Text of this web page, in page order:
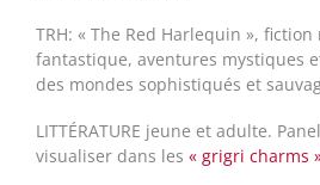
TRH: « The Red Harlequin », fiction
fantastique, aventures mystiques
des mondes sophistiqués et
LITTÉRATURE jeune et adulte.
visualiser dans les « grigri charms